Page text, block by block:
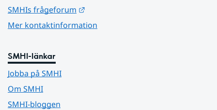
SMHIs frågeforum
Mer kontaktinformation
SMHI-länkar
Jobba på SMHI
Om SMHI
SMHI-bloggen